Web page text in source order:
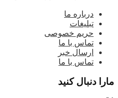
درباره ما
تبلیغات
حریم خصوصی
تماس با ما
ارسال خبر
تماس با ما
مارا دنبال کنید